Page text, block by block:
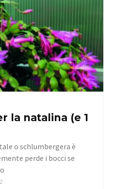
la natalina (e 1
o schlumbergera è
perde i bocci se